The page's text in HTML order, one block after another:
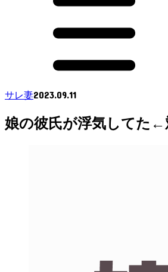
サレ妻2023.09.11
娘の彼氏が浮気してた←